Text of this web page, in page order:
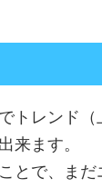
トレンド
来ます。
とで、ま